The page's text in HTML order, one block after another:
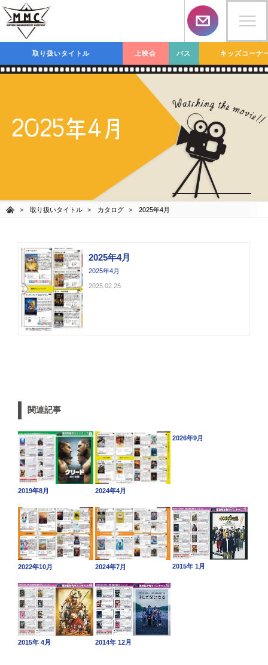
取り扱いタイトル 上映会 バス キッズコーナ
2025年4月
取り扱いタイトル カタログ 2025年4月
2025年4月
2025年4月
2025.02.25
関連記事
2019年8月 2024年4月
2026年9月
2022年10月 2024年7月 2015年 1月
2015年 4月 2014年 12月